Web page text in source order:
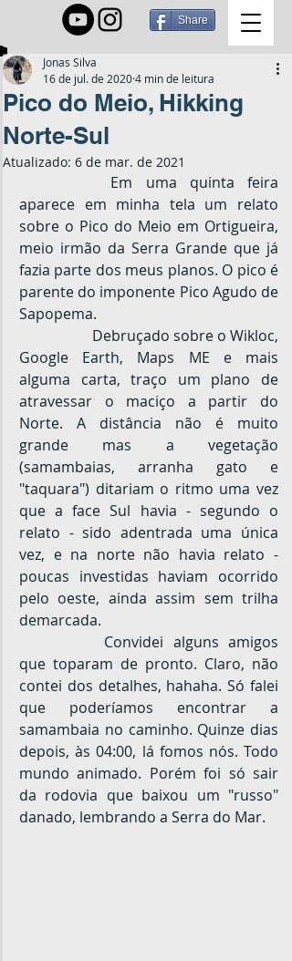
Share
Pico do Meio, Hikking
Norte-Sul
Jonas Silva
16 de jul. de 20204 min de leitura
Atualizado: 6 de mar. de 2021
aparece em minha tela um relato
sobre o Pico do Meio em Ortigueira,
meio irmão da Serra Grande que já
fazia parte dos meus planos. O pico é
parente do imponente Pico Agudo de
Sapopema.
Google Earth, Maps ME e mais
alguma carta, traço um plano de
atravessar o maciço a partir do
Norte. A distância não é muito
grande mas a vegetação
(samambaias, arranha gato e
"taquara") ditariam o ritmo uma vez
que a face Sul havia - segundo o
relato - sido adentrada uma única
vez, e na norte não havia relato -
poucas investidas haviam ocorrido
pelo oeste, ainda assim sem trilha
demarcada.
que toparam de pronto. Claro, não
contei dos detalhes, hahaha. Só falei
que poderíamos encontrar a
samambaia no caminho. Quinze dias
depois, às 04:00, lá fomos nós. Todo
mundo animado. Porém foi só sair
da rodovia que baixou um "russo"
danado, lembrando a Serra do Mar.